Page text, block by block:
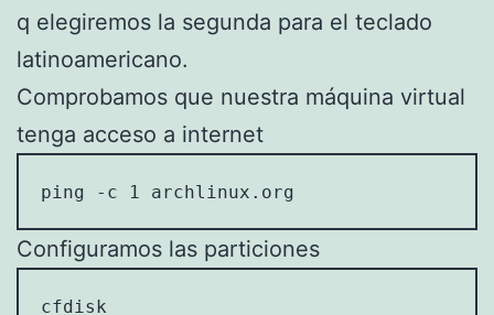
q elegiremos la segunda para el teclado
latinoamericano.
Comprobamos que nuestra máquina virtual
tenga acceso a internet
ping -c 1 archlinux.org
Configuramos las particiones
cfdisk